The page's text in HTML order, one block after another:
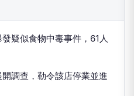
疑似食物中毒事件，61人
調查，勒令該店停業並進